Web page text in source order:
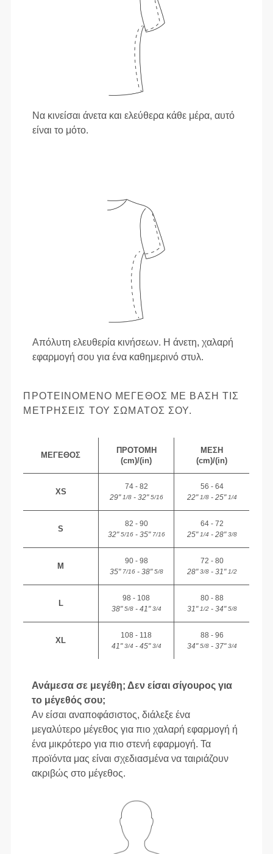
Να κινείσαι άνετα και ελεύθερα κάθε μέρα, αυτό
είναι το μότο.
Απόλυτη ελευθερία κινήσεων. Η άνετη, χαλαρή
εφαρμογή σου για ένα καθημερινό στυλ.
ΠΡΟΤΕΙΝΌΜΕΝΟ ΜΈΓΕΘΟΣ ΜΕ ΒΆΣΗ ΤΙΣ
ΜΕΤΡΉΣΕΙΣ ΤΟΥ ΣΏΜΑΤΌΣ ΣΟΥ.
ΜΈΓΕΘΟΣ
ΠΡΟΤΟΜΉ
(cm)/(in)
ΜΈΣΗ
(cm)/(in)
XS
74 - 82
29"1/8- 32"5/16
56 - 64
22"1/8- 25"1/4
S
82 - 90
32"5/16- 35"7/16
64 - 72
25"1/4 - 28"3/8
M
90 - 98
35"7/16- 38"5/8
72 - 80
28"3/8- 31"1/2
L
98 - 108
38"5/8- 41"3/4
80 - 88
31"1/2- 34"5/8
XL
108 - 118
41"3/4 - 45"3/4
88 - 96
34"5/8- 37"3/4
Ανάμεσα σε μεγέθη; Δεν είσαι σίγουρος για
το μέγεθός σου;
Αν είσαι αναποφάσιστος, διάλεξε ένα
μεγαλύτερο μέγεθος για πιο χαλαρή εφαρμογή ή
ένα μικρότερο για πιο στενή εφαρμογή. Τα
προϊόντα μας είναι σχεδιασμένα να ταιριάζουν
ακριβώς στο μέγεθος.